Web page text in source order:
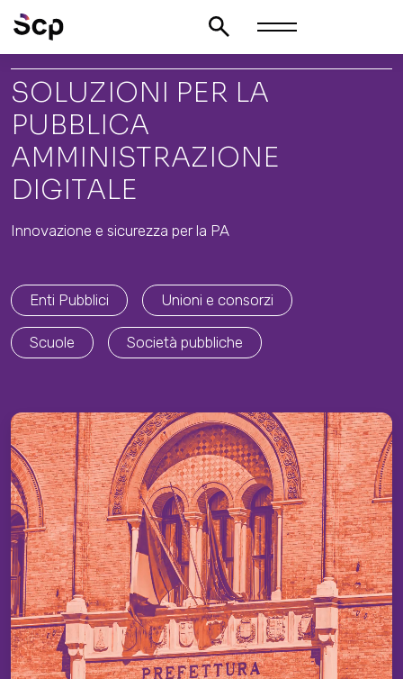
SOLUZIONI PER LA
PUBBLICA
AMMINISTRAZIONE
DIGITALE
Innovazione e sicurezza per la PA
Enti Pubblici Unioni e consorzi
Scuole Società pubbliche